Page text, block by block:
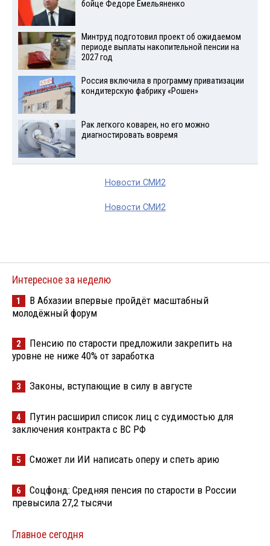
бойце Федоре Емельяненко
Минтруд подготовил проект об ожидаемом
периоде выплаты накопительной пенсии на
2027 год
Россия включила в программу приватизации
кондитерскую фабрику «Рошен»
Рак легкого коварен, но его можно
диагностировать вовремя
Новости СМИ2
Новости СМИ2
Интересное за неделю
1
В Абхазии впервые пройдёт масштабный
молодёжный форум
2
Пенсию по старости предложили закрепить на
уровне не ниже 40% от заработка
3 Законы, вступающие в силу в августе
4
Путин расширил список лиц с судимостью для
заключения контракта с ВС РФ
5 Сможет ли ИИ написать оперу и спеть арию
6
Соцфонд: Средняя пенсия по старости в России
превысила 27,2 тысячи
Главное сегодня